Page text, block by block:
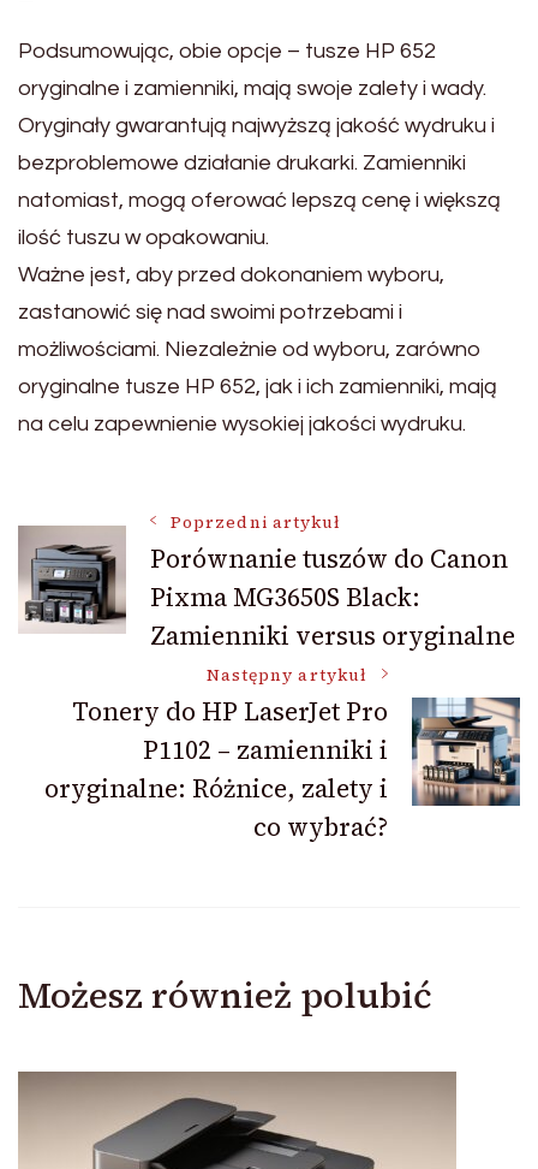
Podsumowując, obie opcje – tusze HP 652
oryginalne i zamienniki, mają swoje zalety i wady.
Oryginały gwarantują najwyższą jakość wydruku i
bezproblemowe działanie drukarki. Zamienniki
natomiast, mogą oferować lepszą cenę i większą
ilość tuszu w opakowaniu.
Ważne jest, aby przed dokonaniem wyboru,
zastanowić się nad swoimi potrzebami i
możliwościami. Niezależnie od wyboru, zarówno
oryginalne tusze HP 652, jak i ich zamienniki, mają
na celu zapewnienie wysokiej jakości wydruku.
Nawigacja
wpisu
Poprzedni artykuł
Porównanie tuszów do Canon
Pixma MG3650S Black:
Zamienniki versus oryginalne
Następny artykuł
Tonery do HP LaserJet Pro
P1102 – zamienniki i
oryginalne: Różnice, zalety i
co wybrać?
Możesz również polubić